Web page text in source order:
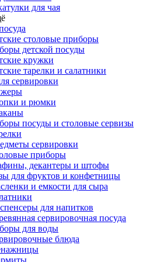
для чая
столовые приборы
детской посуды
кружки
тарелки и салатники
сервировки
и рюмки
посуды и столовые сервизы
сервировки
приборы
декантеры и штофы
для фруктов и конфетницы
и емкости для сыра
для напитков
сервировочная посуда
для воды
блюда